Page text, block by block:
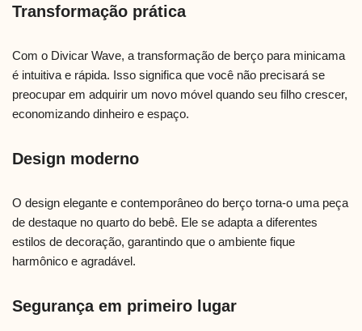
Transformação prática
Com o Divicar Wave, a transformação de berço para minicama
é intuitiva e rápida. Isso significa que você não precisará se
preocupar em adquirir um novo móvel quando seu filho crescer,
economizando dinheiro e espaço.
Design moderno
O design elegante e contemporâneo do berço torna-o uma peça
de destaque no quarto do bebê. Ele se adapta a diferentes
estilos de decoração, garantindo que o ambiente fique
harmônico e agradável.
Segurança em primeiro lugar